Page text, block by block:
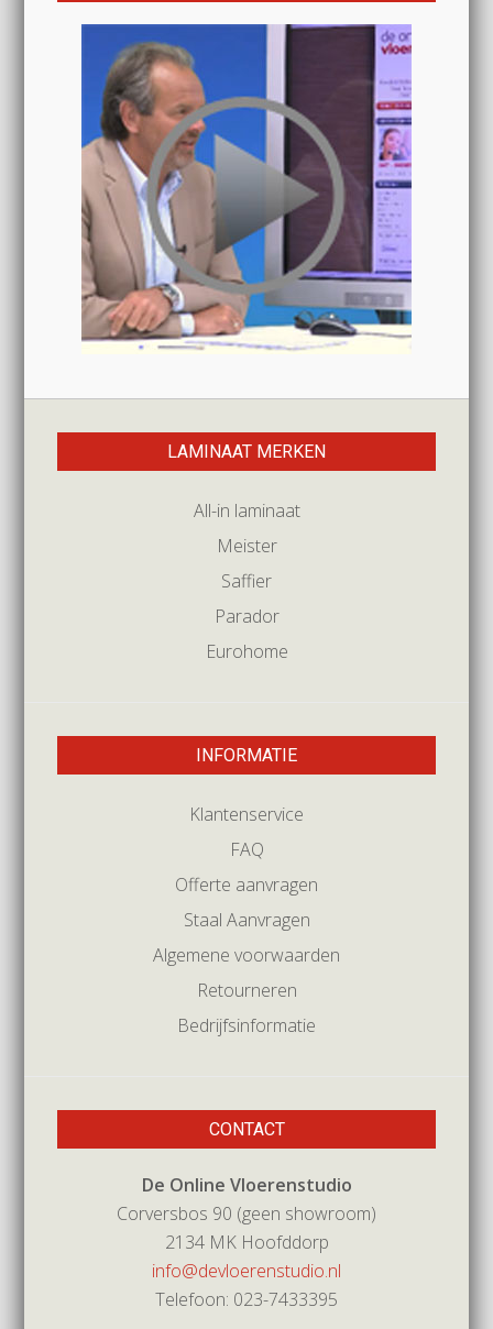
LAMINAAT MERKEN
All-in laminaat
Meister
Saffier
Parador
Eurohome
INFORMATIE
Klantenservice
FAQ
Offerte aanvragen
Staal Aanvragen
Algemene voorwaarden
Retourneren
Bedrijfsinformatie
CONTACT
De Online Vloerenstudio
Corversbos 90 (geen showroom)
2134 MK Hoofddorp
info@devloerenstudio.nl
Telefoon: 023-7433395